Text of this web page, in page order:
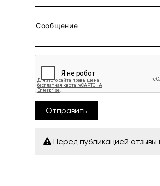
Отправить
Перед публикацией